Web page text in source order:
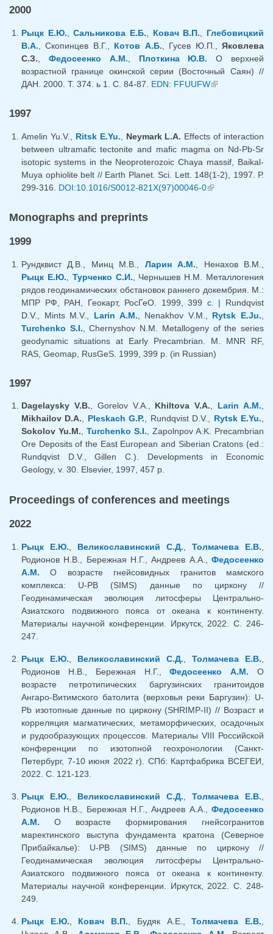
2000
Рыцк Е.Ю. ,Сальникова Е.Б. Ковач В.П.
Глебовицкий
В.А. , Скопинцев В.Г., Котов А.Б. , Гусев Ю.П.,Яковлева
С.З.
Федосеенко А.М. Плоткина Ю.В. О верхней
возрастной границе окинской серии (Восточный Саян) //
ДАН. 2000. Т. 374. ь 1. С. 84-87. EDN: FFUUFW(link is
1997
Amelin Yu.V., Ritsk E.Yu. Neymark L.A. Effects of interaction
between ultramafic tectonite and mafic magma on Nd-Pb-Sr
isotopic systems in the Neoproterozoic Chaya massif, Baikal-
Muya ophiolite belt // Earth Planet. Sci. Lett. 148(1-2), 1997. Р.
299-316. DOI:10.1016/S0012-821X(97)00046-0(link is
Monographs and preprints
1999
Рундквист Д.В., Минц М.В., Ларин А.М. , Ненахов В.М.,
Рыцк Е.Ю.
Турченко С.И. , Чернышев Н.М. Металлогения
рядов геодинамических обстановок раннего докембрия. М.:
МПР РФ, РАН, Геокарт, РосГеО. 1999, 399 с. | Rundqvist
D.V., Mints M.V., Larin A.M. , Nenakhov V.M., Rytsk E.Ju.
Turchenko S.I. , Chernyshov N.M. Metallogeny of the series
geodynamic situations at Early Precambrian. М. МNR RF,
RАS, Geomap, RusGeS. 1999, 399 p. (in Russian)
1997
Dagelaysky V.B., Gorelov V.A., Khiltova V.A., Larin A.M.,
Mikhailov D.A., Pleskach G.P., Rundqvist D.V., Rytsk E.Yu.,
Sokolov Yu.M., Turchenko S.I., Zapolnpov A.K. Precambrian
Ore Deposits of the East European and Siberian Cratons (ed.:
Rundqvist D.V., Gillen C.). Developments in Economic
Geology, v. 30. Elsevier, 1997, 457 p.
Proceedings of conferences and meetings
2022
Рыцк Е.Ю. Великославинский С.Д. Толмачева Е.В.
Родионов Н.В., Бережная Н.Г., Андреев А.А., Федосеенко
А.М. О возрасте гнейсовидных гранитов мамского
комплекса: U-PB (SIMS) данные по циркону //
Геодинамическая эволюция литосферы Центрально-
Азиатского подвижного пояса от океана к континенту.
Материалы научной конференции. Иркутск, 2022. С. 246-
247.
Рыцк Е.Ю. Великославинский С.Д. Толмачева Е.В.
Родионов Н.В., Бережная Н.Г.,Федосеенко А.М. О
возрасте петротипических баргузинских гранитоидов
Ангаро-Витимского батолита (верховья реки Баргузин): U-
Pb изотопные данные по циркону (SHRIMP-II) // Возраст и
корреляция магматических, метаморфических, осадочных
и рудообразующих процессов. Материалы VIII Российской
конференции по изотопной геохронологии (Санкт-
Петербург, 7-10 июня 2022 г). СПб: Картфабрика ВСЕГЕИ,
2022. С. 121-123.
Рыцк Е.Ю. Великославинский С.Д. Толмачева Е.В.
Родионов Н.В., Бережная Н.Г., Андреев А.А., Федосеенко
А.М. О возрасте формирования гнейсогранитов
маректинского выступа фундамента кратона (Северное
Прибайкалье): U-PB (SIMS) данные по циркону //
Геодинамическая эволюция литосферы Центрально-
Азиатского подвижного пояса от океана к континенту.
Материалы научной конференции. Иркутск, 2022. С. 248-
249.
Рыцк Е.Ю. Ковач В.П. , Будяк А.Е.,Толмачева Е.В.